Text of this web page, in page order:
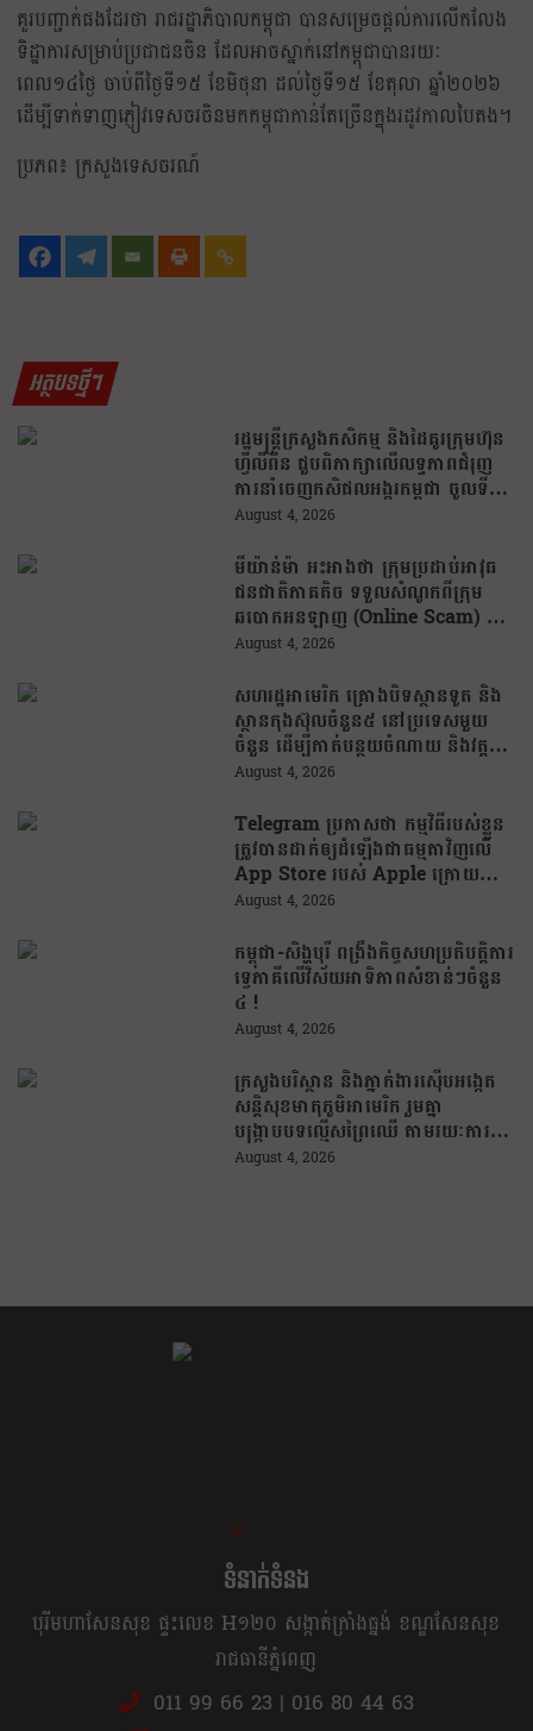
គួរបញ្ជាក់ផងដែរថា រាជរដ្ឋាភិបាលកម្ពុជា បានសម្រេចផ្តល់ការលើកលែង
ទិដ្ឋាការសម្រាប់ប្រជាជនចិន ដែលអាចស្នាក់នៅកម្ពុជាបានរយៈ
ពេល១៤ថ្ងៃ ចាប់ពីថ្ងៃទី១៥ ខែមិថុនា ដល់ថ្ងៃទី១៥ ខែតុលា ឆ្នាំ២០២៦
ដើម្បីទាក់ទាញភ្ញៀវទេសចរចិនមកកម្ពុជាកាន់តែច្រើនក្នុងរដូវកាលបៃតង។
ប្រភព៖ ក្រសួងទេសចរណ៍
អត្ថបទថ្មីៗ
រដ្ឋមន្រ្តីក្រសួងកសិកម្ម និងដៃគូរក្រុមហ៊ុន
ហ្វីលីពីន ជួបពិភាក្សាលើលទ្ធភាពជំរុញ
ការនាំចេញកសិផលអង្ករកម្ពុជា ចូលទី
ផ្សារហ្វីលីពីន
August 4, 2026
មីយ៉ាន់ម៉ា អះអាងថា ក្រុមប្រដាប់អាវុធ
ជនជាតិភាគតិច ទទួលសំណូកពីក្រុម
ឆបោកអនឡាញ (Online Scam) ជា
ថ្នូរនឹងការជួយរត់ចូលប្រទេសថៃ!
August 4, 2026
សហរដ្ឋអាមេរិក គ្រោងបិទស្ថានទូត និង
ស្ថានកុងស៊ុលចំនួន៥ នៅប្រទេសមួយ
ចំនួន ដើម្បីកាត់បន្ថយចំណាយ និងវត្ត
មានការទូតដែលគ្មានប្រសិទ្ធភាព
August 4, 2026
Telegram ប្រកាសថា កម្មវិធីរបស់ខ្លួន
ត្រូវបានដាក់ឲ្យដំឡើងជាធម្មតាវិញលើ
App Store របស់ Apple ក្រោយបាត់
ខ្លួនដោយគ្មានការបញ្ជាក់ពីមូលហេតុ
August 4, 2026
កម្ពុជា-សិង្ហបុរី ពង្រឹងកិច្ចសហប្រតិបត្តិការ
ទ្វេភាគីលើវិស័យអាទិភាពសំខាន់ៗចំនួន
៤ !
August 4, 2026
ក្រសួងបរិស្ថាន និងភ្នាក់ងារស៊ើបអង្កេត
សន្តិសុខមាតុភូមិអាមេរិក រួមគ្នា
បង្រ្កាបបទល្មើសព្រៃឈើ តាមរយៈការប្រើ
ប្រាស់បច្ចេកវិទ្យា
August 4, 2026
ខ្លឹម ខ្លី រហ័ស
ទំនាក់ទំនង
បុរីមហាសែនសុខ ផ្ទះលេខ H១២០ សង្កាត់ក្រាំងធ្នង់ ខណ្ឌសែនសុខ
រាជធានីភ្នំពេញ
011 99 66 23 | 016 80 44 63